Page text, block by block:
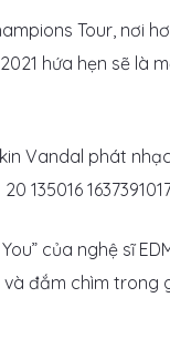
Tour, nơi
hứa hẹn sẽ là
của nghệ sĩ
đắm chìm trong